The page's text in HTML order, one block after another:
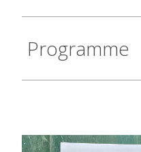
Programme